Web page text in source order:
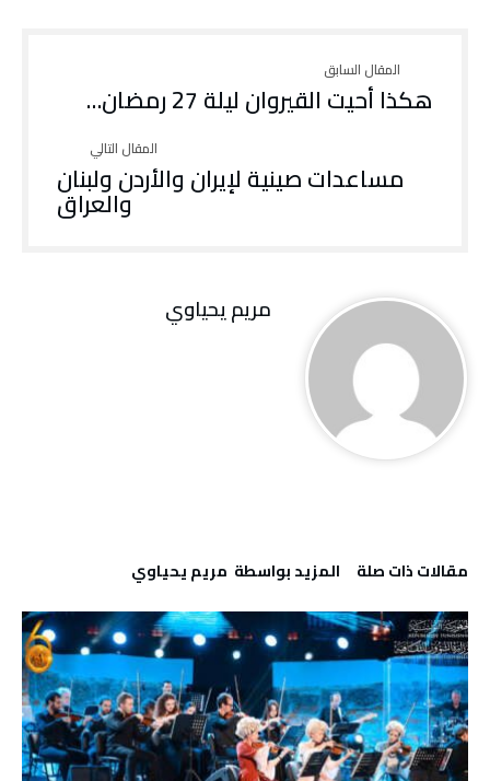
هكذا أحيت القيروان ليلة 27 رمضان…
مساعدات صينية لإيران والأردن ولبنان
والعراق
مريم يحياوي
‫مقالات ذات صلة‬ ‫‫المزيد بواسطة‬ ‬ مريم يحياوي